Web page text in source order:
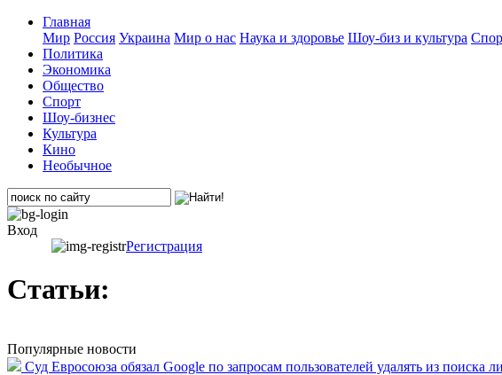
Главная
Мир Россия Украина Мир о нас Наука и здоровье Шоу-биз и культура
Политика
Экономика
Общество
Спорт
Шоу-бизнес
Культура
Кино
Необычное
Вход
Регистрация
Статьи:
Популярные новости
Суд Евросоюза обязал Google по запросам пользователей удалять из поиска